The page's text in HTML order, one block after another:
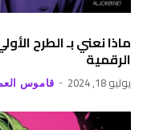
ماذا نعني بـ الطرح
الرقمية
يوليو 18, 2024 قاموس